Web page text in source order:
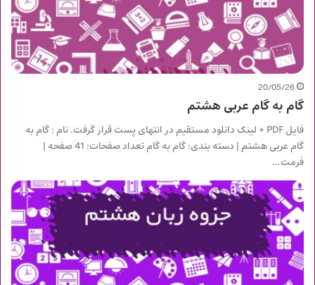
20/05/26
گام به گام عربی هشتم
فایل PDF + لینک دانلود مستقیم در انتهای پست قرار گرفت. نام : گام به
گام عربی هشتم | دسته بندی: گام به گام تعداد صفحات: 41 صفحه |
فرمت…